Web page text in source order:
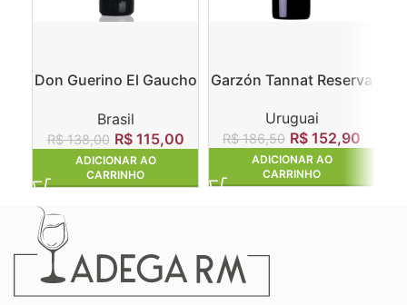
Don Guerino El Gaucho
Brasil
R$138,00 R$115,00
ADICIONAR AO
CARRINHO
Garzón Tannat Reserva
Uruguai
R$186,50 R$ 152,90
ADICIONAR AO
CARRINHO